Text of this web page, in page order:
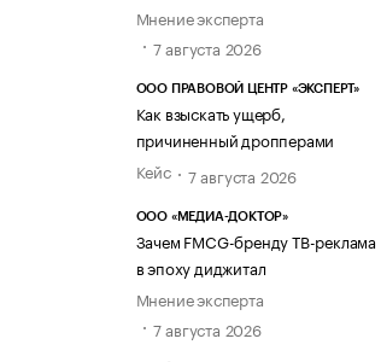
Мнение эксперта
7 августа 2026
ООО ПРАВОВОЙ ЦЕНТР «ЭКСПЕРТ»
Как взыскать ущерб,
причиненный дропперами
Кейс
7 августа 2026
ООО «МЕДИА-ДОКТОР»
Зачем FMCG-бренду ТВ-реклама
в эпоху диджитал
Мнение эксперта
7 августа 2026